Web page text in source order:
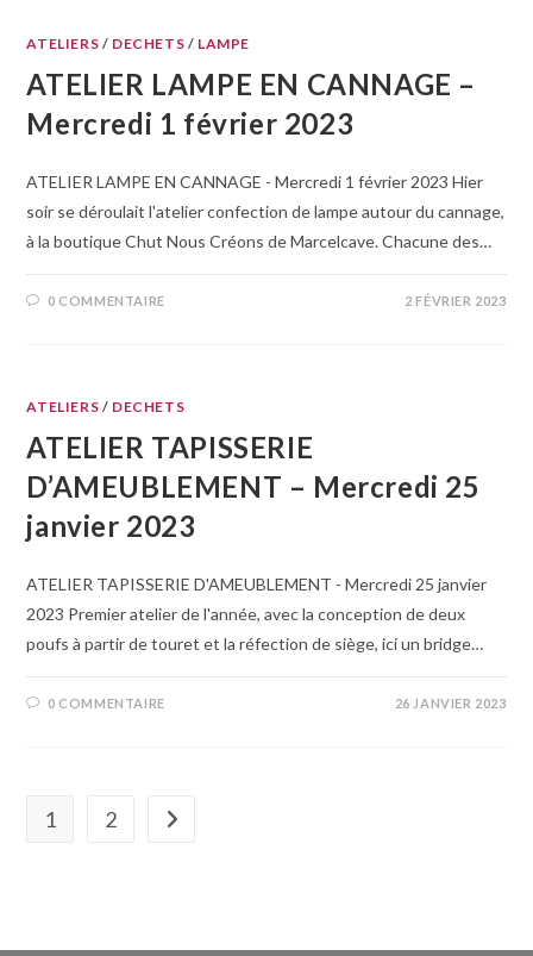
ATELIERS / DECHETS / LAMPE
ATELIER LAMPE EN CANNAGE –
Mercredi 1 février 2023
ATELIER LAMPE EN CANNAGE - Mercredi 1 février 2023 Hier
soir se déroulait l'atelier confection de lampe autour du cannage,
à la boutique Chut Nous Créons de Marcelcave. Chacune des…
0 COMMENTAIRE 2 FÉVRIER 2023
ATELIERS / DECHETS
ATELIER TAPISSERIE
D’AMEUBLEMENT – Mercredi 25
janvier 2023
ATELIER TAPISSERIE D'AMEUBLEMENT - Mercredi 25 janvier
2023 Premier atelier de l'année, avec la conception de deux
poufs à partir de touret et la réfection de siège, ici un bridge…
0 COMMENTAIRE 26 JANVIER 2023
1 2 Aller à la page suivante